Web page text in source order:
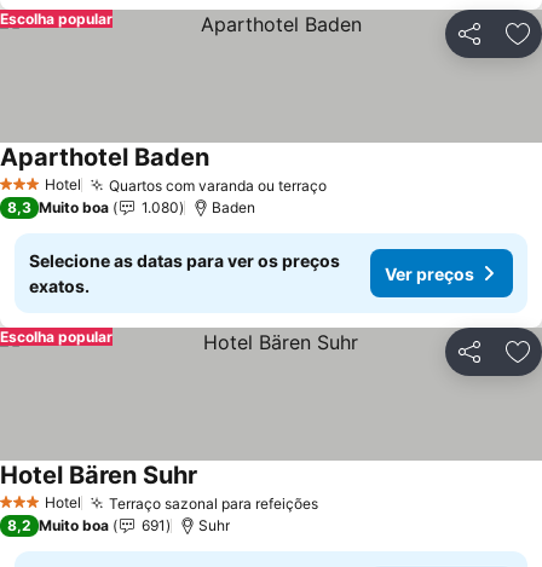
Partilhar
Escolha popular
3 EstrelasHotel Quartos com varanda ou terraço
Aparthotel Baden
8,3 Muito boa 1.080 Baden
Selecione as datas para ver os preços
exatos.
Ver preços
Partilhar
Escolha popular
3 EstrelasHotel Terraço sazonal para refeições
Hotel Bären Suhr
8,2 Muito boa 691 Suhr